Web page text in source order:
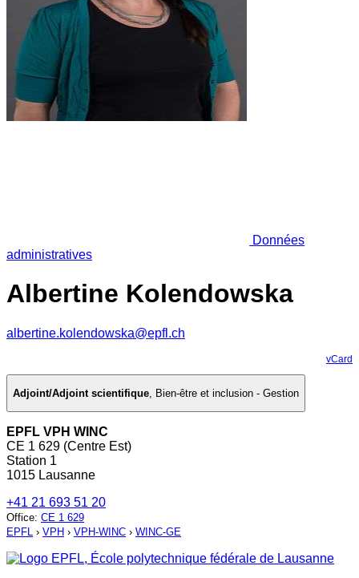
Données
administratives
Albertine Kolendowska
albertine.kolendowska@epfl.ch
vCard
Adjoint/Adjoint scientifique, Bien-être et inclusion - Gestion
EPFL VPH WINC
CE 1 629 (Centre Est)
Station 1
1015 Lausanne
+41 21 693 51 20
Office: CE 1 629
EPFL › VPH › VPH-WINC › WINC-GE